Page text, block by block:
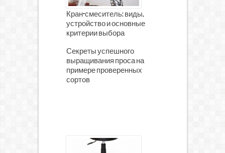
Кран-смеситель: виды,
устройство и основные
критерии выбора
Секреты успешного
выращивания проса на
примере проверенных
сортов